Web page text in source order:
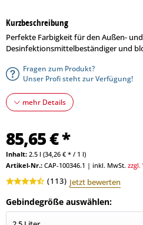
Kurzbeschreibung
Perfekte Farbigkeit für den Außen-
Desinfektionsmittelbeständiger und
Fragen zum Produkt?
Unser Profi steht zur Verfügung!
mehr Details
85,65 € *
Inhalt: 2.5 l (34,26 € * / 1 l)
Artikel-Nr.: CAP-100346.1 | inkl. MwSt. zzgl.
(113) Jetzt bewerten
Gebindegröße auswählen: